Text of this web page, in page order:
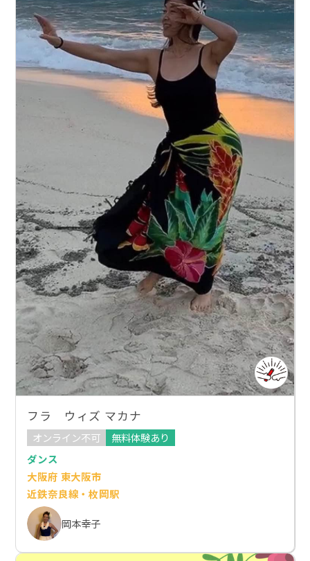
フラ ウィズ マカナ
オンライン不可
無料体験あり
ダンス
大阪府 東大阪市
近鉄奈良線・枚岡駅
岡本幸子